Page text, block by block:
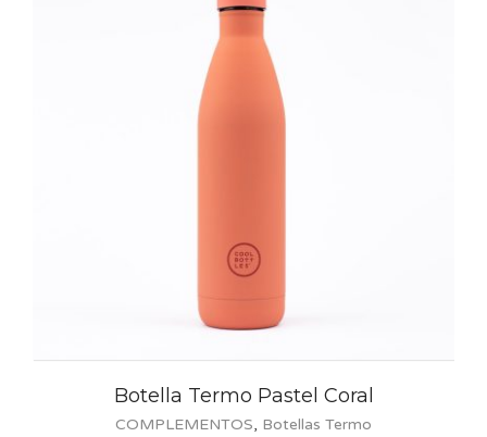
Botella Termo Pastel Coral
COMPLEMENTOS,Botellas Termo